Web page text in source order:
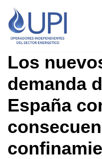
Saltar
al
Los
demanda
España